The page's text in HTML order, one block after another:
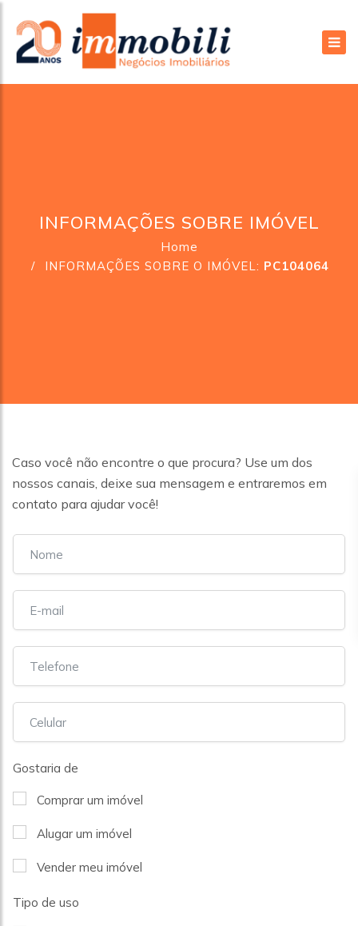
INFORMAÇÕES SOBRE IMÓVEL
Home
INFORMAÇÕES SOBRE O IMÓVEL: PC104064
Caso você não encontre o que procura? Use um dos
nossos canais, deixe sua mensagem e entraremos em
contato para ajudar você!
Gostaria de
Comprar um imóvel
Alugar um imóvel
Vender meu imóvel
Tipo de uso